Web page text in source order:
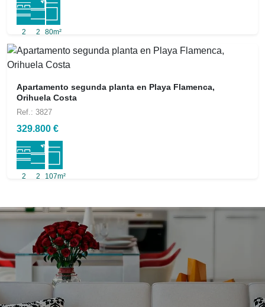
2 2 80m²
Apartamento segunda planta en Playa Flamenca,
Orihuela Costa
Ref.: 3827
329.800 €
2 2 107m²